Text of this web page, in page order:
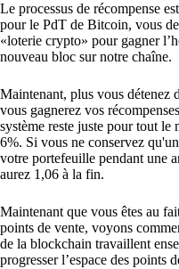
Le processus de récompense
pour le PdT de Bitcoin, vous
«loterie crypto» pour gagner
nouveau bloc sur notre chaîne.
Maintenant, plus vous détenez
vous gagnerez vos
système reste juste pour tout le
6%. Si vous ne conservez
votre portefeuille pendant une
aurez 1,06 à la fin.
Maintenant que vous êtes au
points de vente, voyons
de la blockchain travaillent
progresser l’espace des points